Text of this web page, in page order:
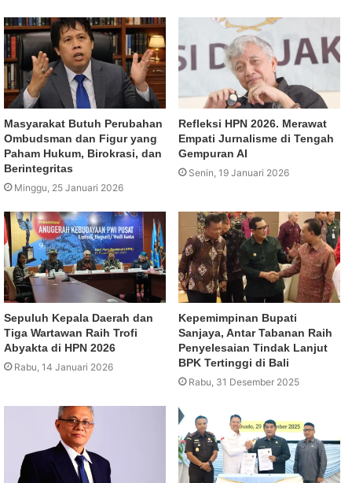
Masyarakat Butuh Perubahan
Ombudsman dan Figur yang
Paham Hukum, Birokrasi, dan
Berintegritas
Minggu, 25 Januari 2026
Refleksi HPN 2026. Merawat
Empati Jurnalisme di Tengah
Gempuran AI
Senin, 19 Januari 2026
Sepuluh Kepala Daerah dan
Tiga Wartawan Raih Trofi
Abyakta di HPN 2026
Rabu, 14 Januari 2026
Kepemimpinan Bupati
Sanjaya, Antar Tabanan Raih
Penyelesaian Tindak Lanjut
BPK Tertinggi di Bali
Rabu, 31 Desember 2025